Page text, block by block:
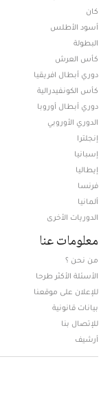
كان
أسود الأطلس
البطولة
كأس العرش
دوري أبطال افريقيا
كأس الكونفيدرالية
دوري أبطال أوروبا
الدوري الأوروبي
إنجلترا
إسبانيا
إيطاليا
فرنسا
ألمانيا
الدوريات الأخرى
معلومات عنا
من نحن ؟
الأسئلة الأكثر طرحا
للإعلان على موقعنا
بيانات قانونية
للإتصال بنا
أرشيف